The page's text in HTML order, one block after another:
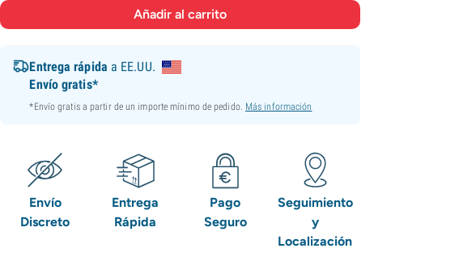
Entrega rápida a EE.UU.
Envío gratis*
*Envío gratis a partir de un importe mínimo de pedido. Más información
Envío
Discreto
Entrega
Rápida
Pago
Seguro
Seguimiento
y
Localización